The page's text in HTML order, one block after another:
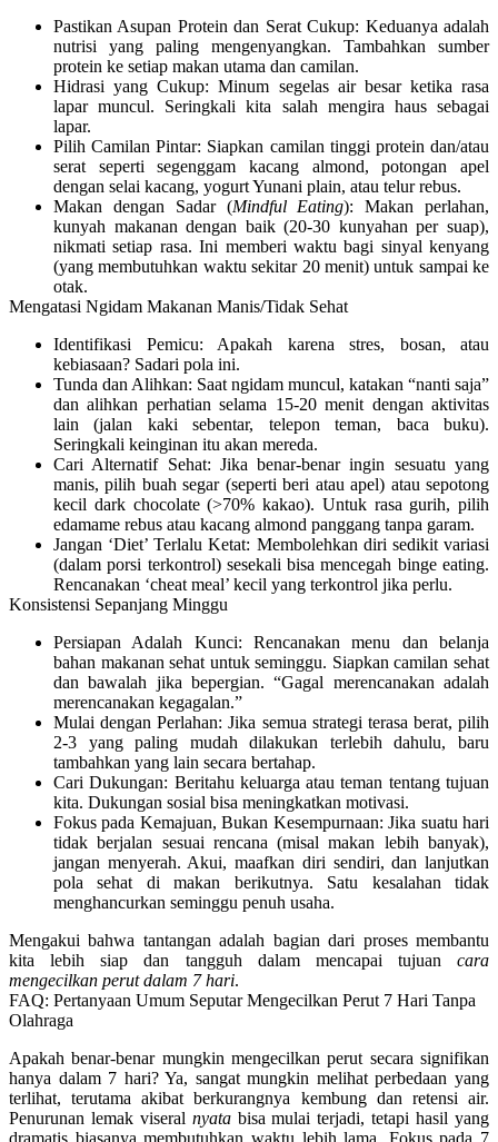
Pastikan Asupan Protein dan Serat Cukup: Keduanya adalah
nutrisi yang paling mengenyangkan. Tambahkan sumber
protein ke setiap makan utama dan camilan.
Hidrasi yang Cukup: Minum segelas air besar ketika rasa
lapar muncul. Seringkali kita salah mengira haus sebagai
lapar.
Pilih Camilan Pintar: Siapkan camilan tinggi protein dan/atau
serat seperti segenggam kacang almond, potongan apel
dengan selai kacang, yogurt Yunani plain, atau telur rebus.
Makan dengan Sadar (Mindful Eating): Makan perlahan,
kunyah makanan dengan baik (20-30 kunyahan per suap),
nikmati setiap rasa. Ini memberi waktu bagi sinyal kenyang
(yang membutuhkan waktu sekitar 20 menit) untuk sampai ke
otak.
Mengatasi Ngidam Makanan Manis/Tidak Sehat
Identifikasi Pemicu: Apakah karena stres, bosan, atau
kebiasaan? Sadari pola ini.
Tunda dan Alihkan: Saat ngidam muncul, katakan “nanti saja”
dan alihkan perhatian selama 15-20 menit dengan aktivitas
lain (jalan kaki sebentar, telepon teman, baca buku).
Seringkali keinginan itu akan mereda.
Cari Alternatif Sehat: Jika benar-benar ingin sesuatu yang
manis, pilih buah segar (seperti beri atau apel) atau sepotong
kecil dark chocolate (>70% kakao). Untuk rasa gurih, pilih
edamame rebus atau kacang almond panggang tanpa garam.
Jangan ‘Diet’ Terlalu Ketat: Membolehkan diri sedikit variasi
(dalam porsi terkontrol) sesekali bisa mencegah binge eating.
Rencanakan ‘cheat meal’ kecil yang terkontrol jika perlu.
Konsistensi Sepanjang Minggu
Persiapan Adalah Kunci: Rencanakan menu dan belanja
bahan makanan sehat untuk seminggu. Siapkan camilan sehat
dan bawalah jika bepergian. “Gagal merencanakan adalah
merencanakan kegagalan.”
Mulai dengan Perlahan: Jika semua strategi terasa berat, pilih
2-3 yang paling mudah dilakukan terlebih dahulu, baru
tambahkan yang lain secara bertahap.
Cari Dukungan: Beritahu keluarga atau teman tentang tujuan
kita. Dukungan sosial bisa meningkatkan motivasi.
Fokus pada Kemajuan, Bukan Kesempurnaan: Jika suatu hari
tidak berjalan sesuai rencana (misal makan lebih banyak),
jangan menyerah. Akui, maafkan diri sendiri, dan lanjutkan
pola sehat di makan berikutnya. Satu kesalahan tidak
menghancurkan seminggu penuh usaha.
Mengakui bahwa tantangan adalah bagian dari proses membantu
kita lebih siap dan tangguh dalam mencapai tujuan cara
mengecilkan perut dalam 7 hari.
FAQ: Pertanyaan Umum Seputar Mengecilkan Perut 7 Hari Tanpa
Olahraga
Apakah benar-benar mungkin mengecilkan perut secara signifikan
hanya dalam 7 hari?Ya, sangat mungkin melihat perbedaan yang
terlihat, terutama akibat berkurangnya kembung dan retensi air.
Penurunan lemak viseral nyatabisa mulai terjadi, tetapi hasil yang